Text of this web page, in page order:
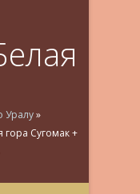
Уралу»
гора Сугомак +